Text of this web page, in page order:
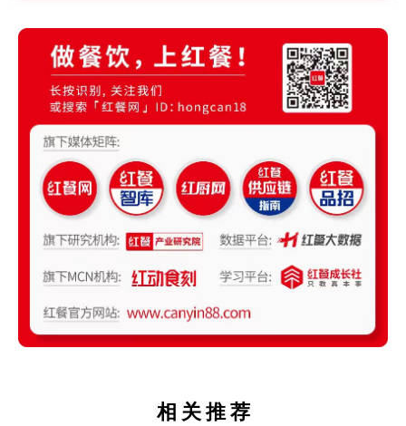
相关推荐